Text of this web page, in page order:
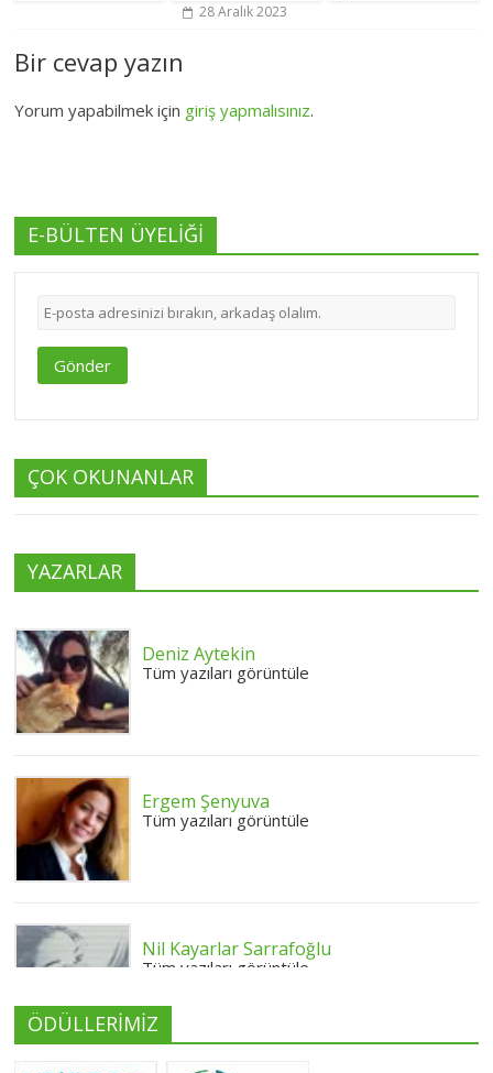
28 Aralık 2023
Bir cevap yazın
Yorum yapabilmek için giriş yapmalısınız.
E-BÜLTEN ÜYELİĞİ
Gönder
ÇOK OKUNANLAR
YAZARLAR
Deniz Aytekin
Tüm yazıları görüntüle
Ergem Şenyuva
Tüm yazıları görüntüle
Nil Kayarlar Sarrafoğlu
Tüm yazıları görüntüle
ÖDÜLLERİMİZ